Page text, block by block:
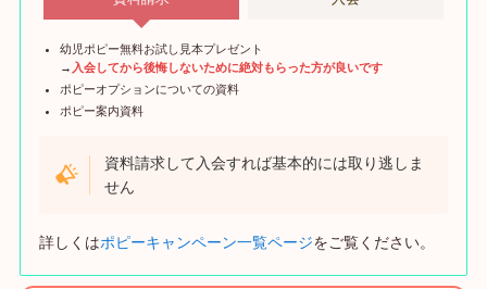
幼児ポピー無料お試し見本プレゼント
→ 入会してから後悔しないために絶対もらった方が良いです
ポピーオプションについての資料
ポピー案内資料
資料請求して入会すれば基本的には取り逃しま
せん
詳しくはポピーキャンペーン一覧ページをご覧ください。